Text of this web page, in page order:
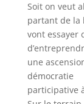
Soit on veut
partant de la
vont essayer
une
démocratie
participative